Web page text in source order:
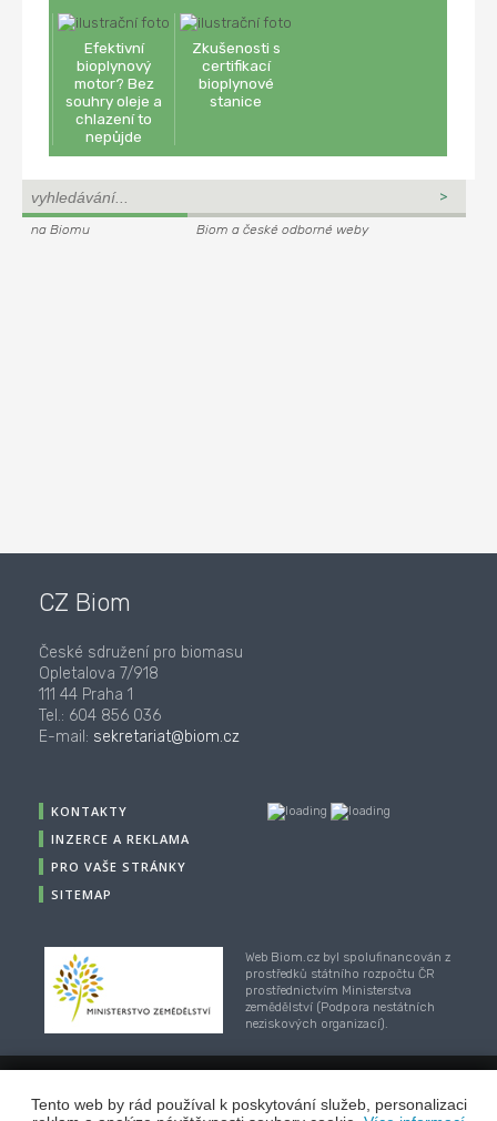
Tento web by rád používal k poskytování služeb, personalizaci
Efektivní
bioplynový
motor? Bez
souhry oleje a
chlazení to
nepůjde
Zkušenosti s
certifikací
bioplynové
stanice
na Biomu Biom a české odborné weby
CZ Biom
České sdružení pro biomasu
Opletalova 7/918
111 44 Praha 1
Tel.: 604 856 036
E-mail: sekretariat@biom.cz
KONTAKTY
INZERCE A REKLAMA
PRO VAŠE STRÁNKY
SITEMAP
Web Biom.cz byl spolufinancován z
prostředků státního rozpočtu ČR
prostřednictvím Ministerstva
zemědělství (Podpora nestátních
neziskových organizací).
© 2001-2018, CZ Biom - České sdružení pro biomasu,